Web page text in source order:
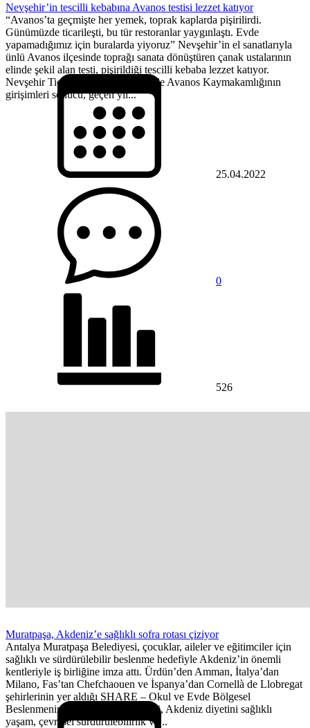
Nevşehir’in tescilli kebabına Avanos testisi lezzet katıyor
“Avanos’ta geçmişte her yemek, toprak kaplarda pişirilirdi.
Günümüzde ticarileşti, bu tür restoranlar yaygınlaştı. Evde
yapamadığımız için buralarda yiyoruz” Nevşehir’in el sanatlarıyla
ünlü Avanos ilçesinde toprağı sanata dönüştüren çanak ustalarının
elinde şekil alan testi, pişirildiği tescilli kebaba lezzet katıyor.
Nevşehir Ticaret ve Sanayi Odası ile Avanos Kaymakamlığının
girişimleri sonucu, geçen yıl...
25.04.2022
0
526
Muratpaşa, Akdeniz’e sağlıklı sofra rotası çiziyor
Antalya Muratpaşa Belediyesi, çocuklar, aileler ve eğitimciler için
sağlıklı ve sürdürülebilir beslenme hedefiyle Akdeniz’in önemli
kentleriyle iş birliğine imza attı. Ürdün’den Amman, İtalya’dan
Milano, Fas’tan Chefchaouen ve İspanya’dan Cornellà de Llobregat
şehirlerinin yer aldığı SHARE – Okul ve Evde Bölgesel
Beslenmenin Savunuculuğu Projesi, Akdeniz diyetini sağlıklı
yaşam, çevresel sürdürülebilirlik ve...